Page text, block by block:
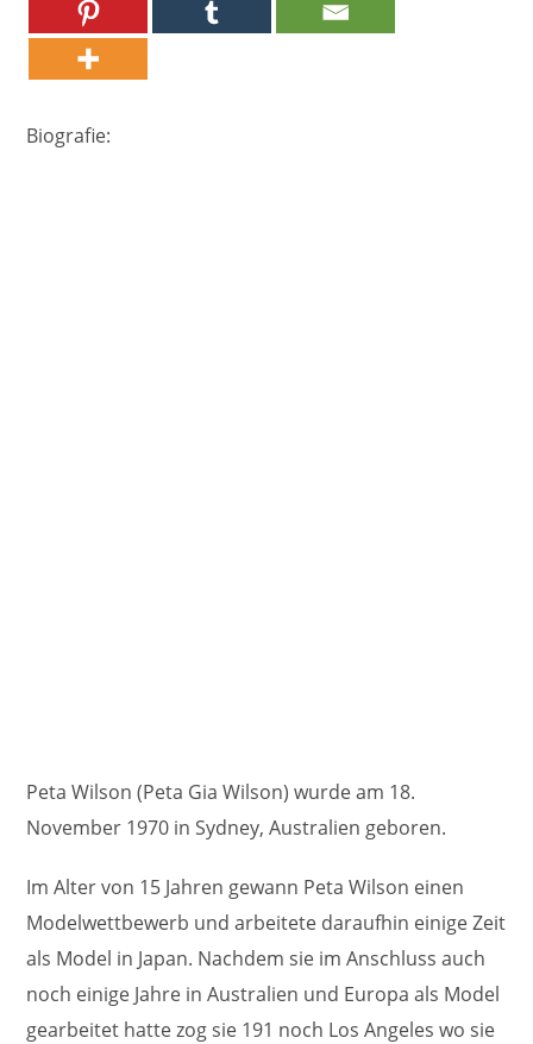
Biografie:
Peta Wilson (Peta Gia Wilson) wurde am 18.
November 1970 in Sydney, Australien geboren.
Im Alter von 15 Jahren gewann Peta Wilson einen
Modelwettbewerb und arbeitete daraufhin einige Zeit
als Model in Japan. Nachdem sie im Anschluss auch
noch einige Jahre in Australien und Europa als Model
gearbeitet hatte zog sie 191 noch Los Angeles wo sie